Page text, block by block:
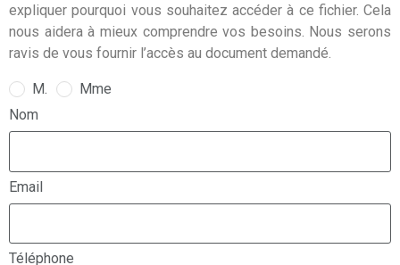
expliquer pourquoi vous souhaitez accéder à ce fichier. Cela
nous aidera à mieux comprendre vos besoins. Nous serons
ravis de vous fournir l’accès au document demandé.
M.
Mme
Nom
Email
Téléphone